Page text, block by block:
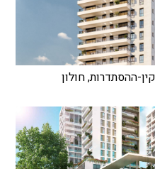
ההסתדרות, חולון